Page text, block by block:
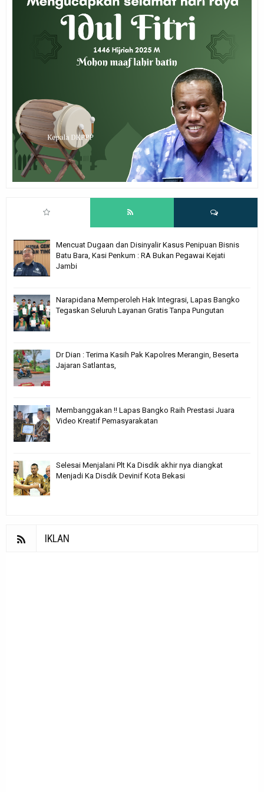
Mencuat Dugaan dan Disinyalir Kasus Penipuan Bisnis
Batu Bara, Kasi Penkum : RA Bukan Pegawai Kejati
Jambi
Narapidana Memperoleh Hak Integrasi, Lapas Bangko
Tegaskan Seluruh Layanan Gratis Tanpa Pungutan
Dr Dian : Terima Kasih Pak Kapolres Merangin, Beserta
Jajaran Satlantas,
Membanggakan !! Lapas Bangko Raih Prestasi Juara
Video Kreatif Pemasyarakatan
Selesai Menjalani Plt Ka Disdik akhir nya diangkat
Menjadi Ka Disdik Devinif Kota Bekasi
IKLAN